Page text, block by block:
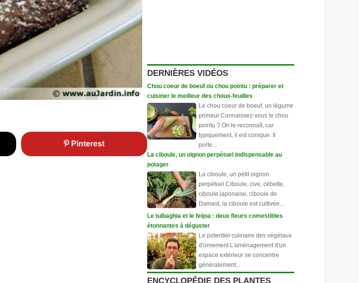
Pinterest
DERNIÈRES VIDÉOS
Chou coeur de boeuf ou chou pointu : préparer et
cuisiner le meilleur des choux-feuilles
Le chou coeur de boeuf, un légume
primeur Connaissez-vous le chou
pointu ? On le reconnaît, car
typiquement, il est conique. Il
porte...
La ciboule, un oignon perpétuel indispensable au
potager
La ciboule, un petit oignon
perpétuel Ciboule, cive, cébette,
ciboule japonaise, ciboule de
Damast, la ciboule est cultivée...
Le tulbaghia et le feijoa : deux fleurs comestibles
étonnantes à déguster
Le potentiel culinaire des végétaux
d'ornement L'aménagement d'un
espace extérieur se concentre
généralement...
ENCYCLOPÉDIE DES PLANTES